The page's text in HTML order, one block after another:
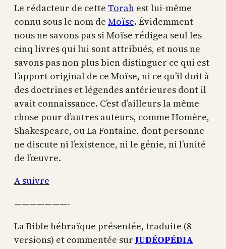
Le rédacteur de cette Torah est lui-même
connu sous le nom de Moïse. Évidemment
nous ne savons pas si Moïse rédigea seul les
cinq livres qui lui sont attribués, et nous ne
savons pas non plus bien distinguer ce qui est
l’apport original de ce Moïse, ni ce qu’il doit à
des doctrines et légendes antérieures dont il
avait connaissance. C’est d’ailleurs la même
chose pour d’autres auteurs, comme Homère,
Shakespeare, ou La Fontaine, dont personne
ne discute ni l’existence, ni le génie, ni l’unité
de l’œuvre.
A suivre
———————-
La Bible hébraïque présentée, traduite (8
versions) et commentée surJUDÉOPÉDIA